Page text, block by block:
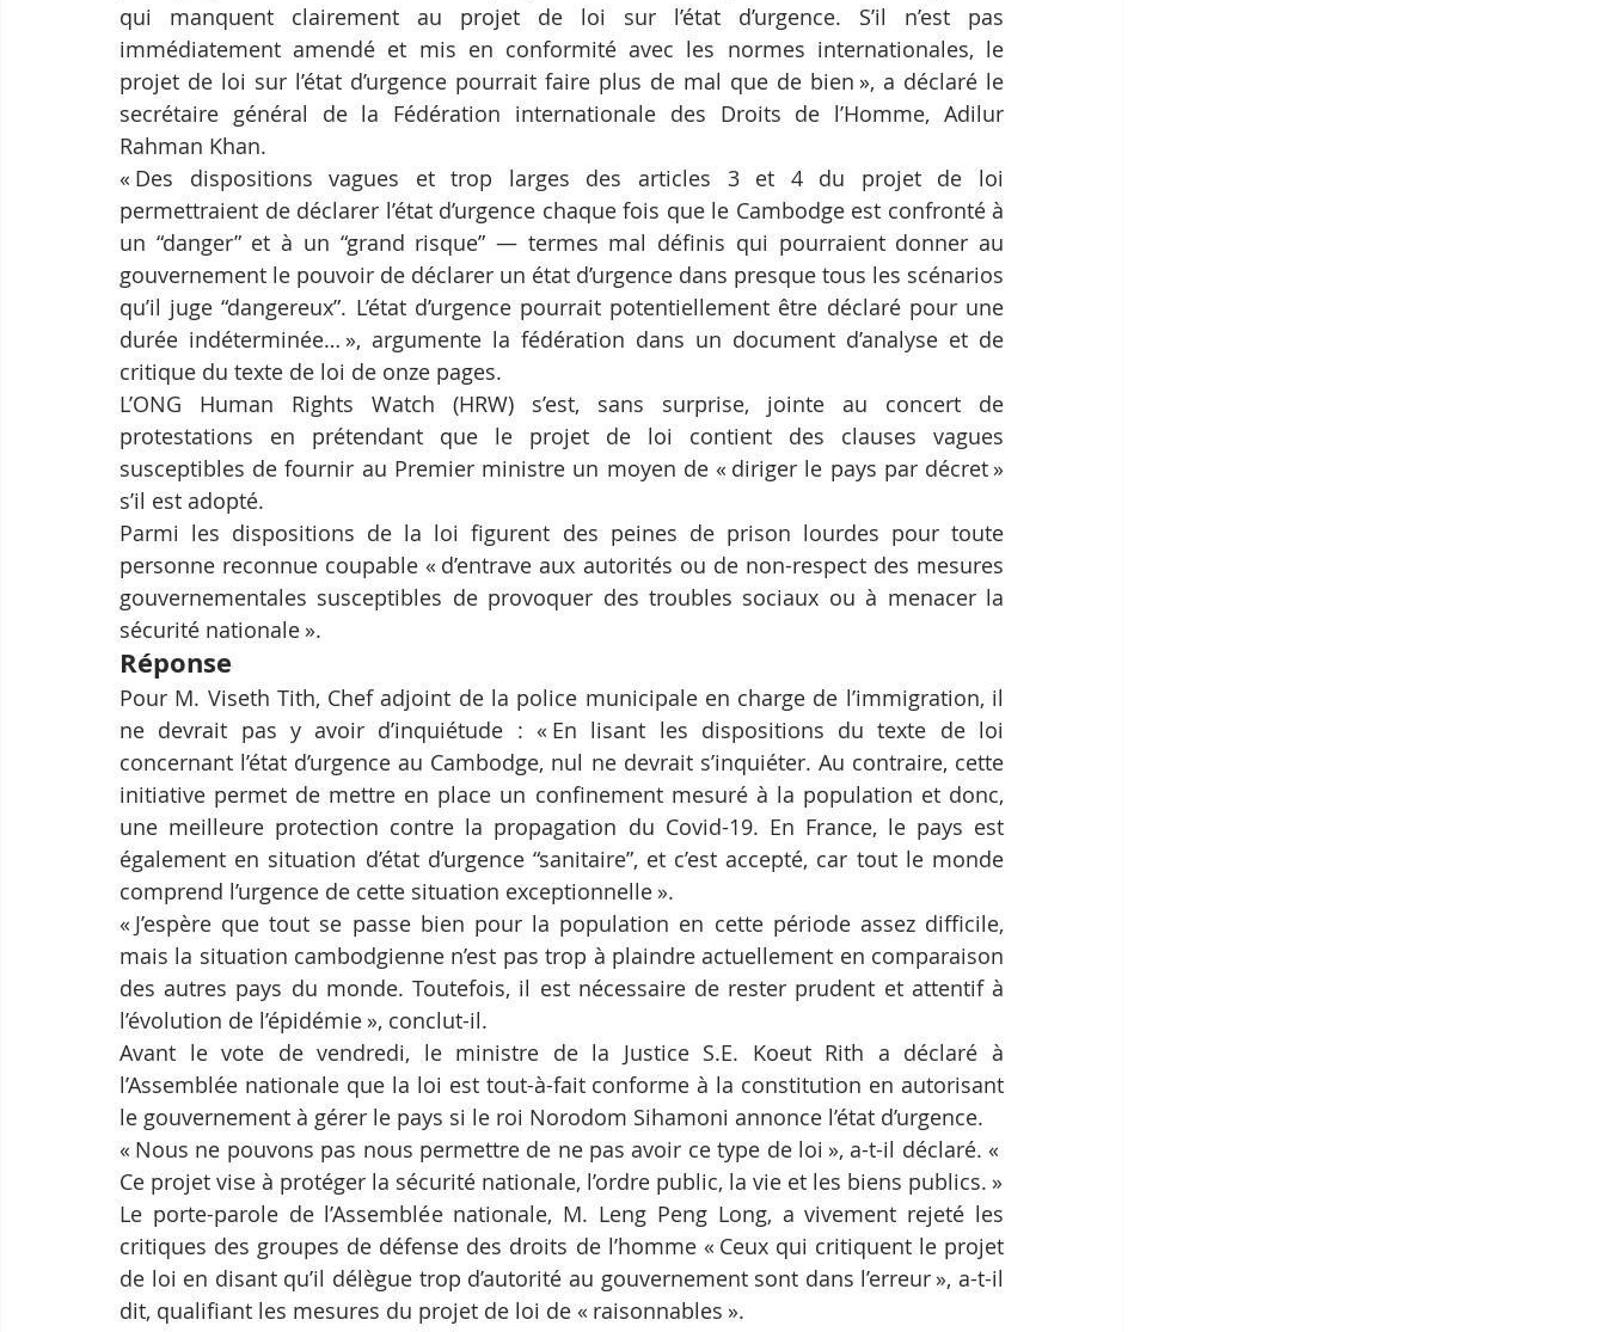
qui manquent clairement au projet de loi sur l’état d’urgence. S’il n’est pas
immédiatement amendé et mis en conformité avec les normes internationales, le
projet de loi sur l’état d’urgence pourrait faire plus de mal que de bien », a déclaré le
secrétaire général de la Fédération internationale des Droits de l’Homme, Adilur
Rahman Khan.
« Des dispositions vagues et trop larges des articles 3 et 4 du projet de loi
permettraient de déclarer l’état d’urgence chaque fois que le Cambodge est confronté à
un “danger” et à un “grand risque” — termes mal définis qui pourraient donner au
gouvernement le pouvoir de déclarer un état d’urgence dans presque tous les scénarios
qu’il juge “dangereux”. L’état d’urgence pourrait potentiellement être déclaré pour une
durée indéterminée… », argumente la fédération dans un document d’analyse et de
critique du texte de loi de onze pages.
L’ONG Human Rights Watch (HRW) s’est, sans surprise, jointe au concert de
protestations en prétendant que le projet de loi contient des clauses vagues
susceptibles de fournir au Premier ministre un moyen de « diriger le pays par décret »
s’il est adopté.
Parmi les dispositions de la loi figurent des peines de prison lourdes pour toute
personne reconnue coupable « d’entrave aux autorités ou de non-respect des mesures
gouvernementales susceptibles de provoquer des troubles sociaux ou à menacer la
sécurité nationale ».
Réponse
Pour M. Viseth Tith, Chef adjoint de la police municipale en charge de l’immigration, il
ne devrait pas y avoir d’inquiétude : « En lisant les dispositions du texte de loi
concernant l’état d’urgence au Cambodge, nul ne devrait s’inquiéter. Au contraire, cette
initiative permet de mettre en place un confinement mesuré à la population et donc,
une meilleure protection contre la propagation du Covid-19. En France, le pays est
également en situation d’état d’urgence “sanitaire”, et c’est accepté, car tout le monde
comprend l’urgence de cette situation exceptionnelle ».
« J’espère que tout se passe bien pour la population en cette période assez difficile,
mais la situation cambodgienne n’est pas trop à plaindre actuellement en comparaison
des autres pays du monde. Toutefois, il est nécessaire de rester prudent et attentif à
l’évolution de l’épidémie », conclut-il.
Avant le vote de vendredi, le ministre de la Justice S.E. Koeut Rith a déclaré à
l’Assemblée nationale que la loi est tout-à-fait conforme à la constitution en autorisant
le gouvernement à gérer le pays si le roi Norodom Sihamoni annonce l’état d’urgence.
« Nous ne pouvons pas nous permettre de ne pas avoir ce type de loi », a-t-il déclaré. «
Ce projet vise à protéger la sécurité nationale, l’ordre public, la vie et les biens publics. »
Le porte-parole de l’Assemblée nationale, M. Leng Peng Long, a vivement rejeté les
critiques des groupes de défense des droits de l’homme « Ceux qui critiquent le projet
de loi en disant qu’il délègue trop d’autorité au gouvernement sont dans l’erreur », a-t-il
dit, qualifiant les mesures du projet de loi de « raisonnables ».